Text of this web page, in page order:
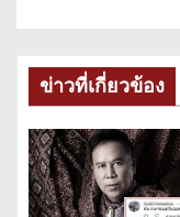
แ
น
ว
ข่าวที่เกี่ยวข้อง